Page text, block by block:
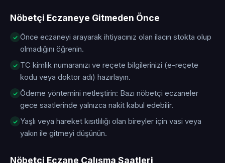
Nöbetçi Eczaneye Gitmeden Önce
Önce eczaneyi arayarak ihtiyacınız olan ilacın stokta olup
olmadığını öğrenin.
TC kimlik numaranızı ve reçete bilgilerinizi (e-reçete
kodu veya doktor adı) hazırlayın.
Ödeme yöntemini netleştirin: Bazı nöbetçi eczaneler
gece saatlerinde yalnızca nakit kabul edebilir.
Yaşlı veya hareket kısıtlılığı olan bireyler için vasi veya
yakın ile gitmeyi düşünün.
Nöbetçi Eczane Çalışma Saatleri